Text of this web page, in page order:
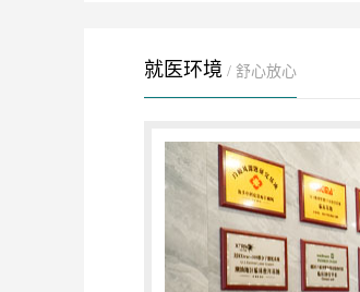
就医环境 / 舒心放心